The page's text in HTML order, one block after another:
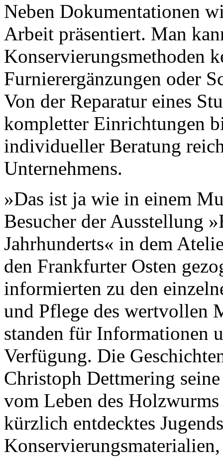
Neben Dokumentationen
Arbeit präsentiert. Man
Konservierungsmethoden
Furnierergänzungen oder
Von der Reparatur eines
kompletter Einrichtungen
individueller Beratung
Unternehmens.
»Das ist ja wie in einem
Besucher der Ausstellung
Jahrhunderts« in dem
den Frankfurter Osten
informierten zu den
und Pflege des wertvollen
standen für Informationen
Verfügung. Die
Christoph Dettmering
vom Leben des
kürzlich entdecktes